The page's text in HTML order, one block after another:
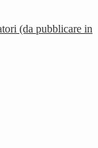
(da pubblicare in